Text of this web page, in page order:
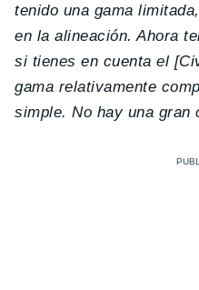
tenido una gama
en la alineación. Ahora
si tienes en cuenta el
gama relativamente
simple. No hay una gran